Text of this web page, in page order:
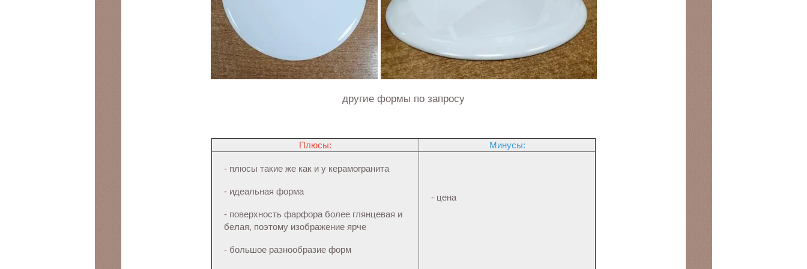
другие формы по запросу
Плюсы: Минусы:
- плюсы такие же как и у керамогранита
- идеальная форма
- поверхность фарфора более глянцевая и
белая, поэтому изображение ярче
- большое разнообразие форм
- цена